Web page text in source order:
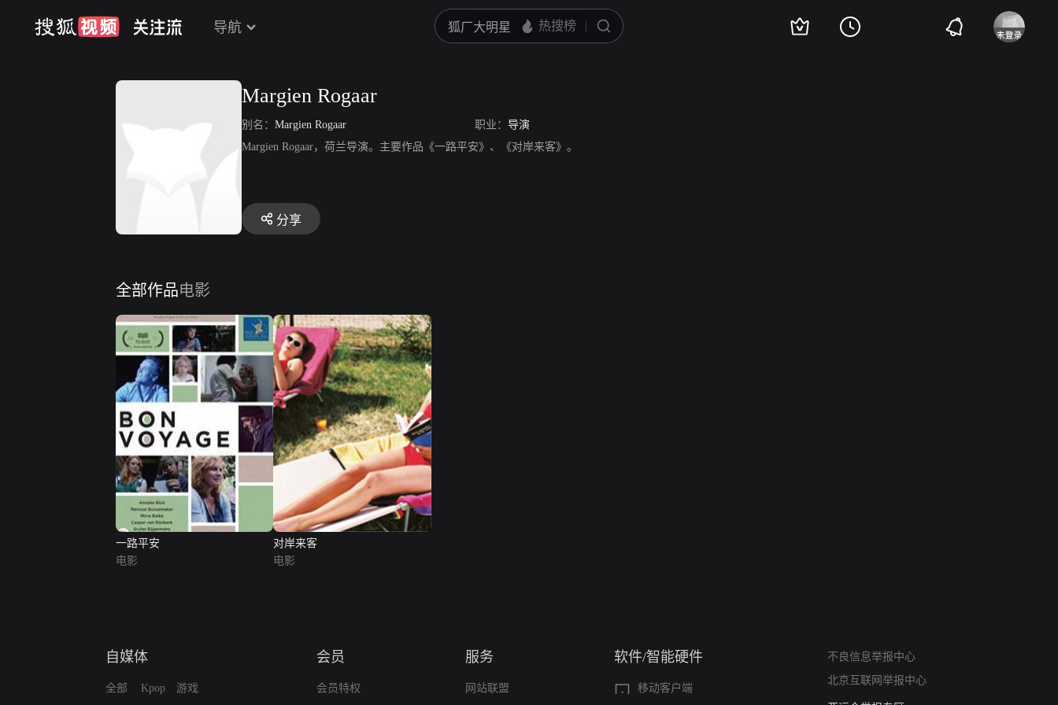
导航
Margien Rogaar
别名： Margien Rogaar 职业： 导演
Margien Rogaar，荷兰导演。主要作品《一路平安》、《对岸来客》。
分享
全部作品电影
一路平安
电影
对岸来客
电影
自媒体
全部 Kpop 游戏
会员
会员特权
服务
网站联盟
软件/智能硬件
移动客户端
不良信息举报中心
北京互联网举报中心
算法推荐专项举报